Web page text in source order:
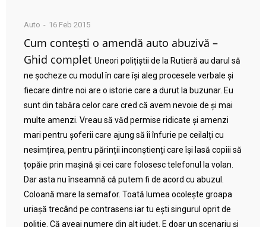
Auto 16 Feb 2015
Cum contești o amendă auto abuzivă –
Ghid complet Uneori polițiștii de la Rutieră au darul să
ne șocheze cu modul în care își aleg procesele verbale și
fiecare dintre noi are o istorie care a durut la buzunar. Eu
sunt din tabăra celor care cred că avem nevoie de și mai
multe amenzi. Vreau să văd permise ridicate și amenzi
mari pentru șoferii care ajung să îi înfurie pe ceilalți cu
nesimțirea, pentru părinții inconștienți care își lasă copiii să
țopăie prin mașină și cei care folosesc telefonul la volan.
Dar asta nu înseamnă că putem fi de acord cu abuzul.
Coloană mare la semafor. Toată lumea ocolește groapa
uriașă trecând pe contrasens iar tu ești singurul oprit de
poliție. Că aveai numere din alt județ. E doar un scenariu și